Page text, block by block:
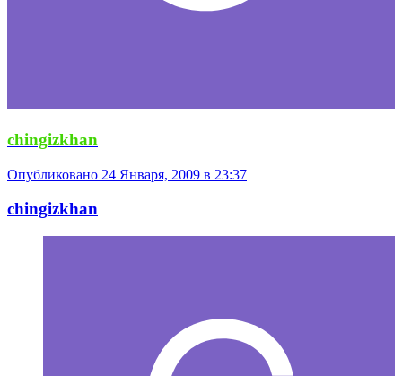
chingizkhan
Опубликовано 24 Января, 2009 в 23:37
chingizkhan